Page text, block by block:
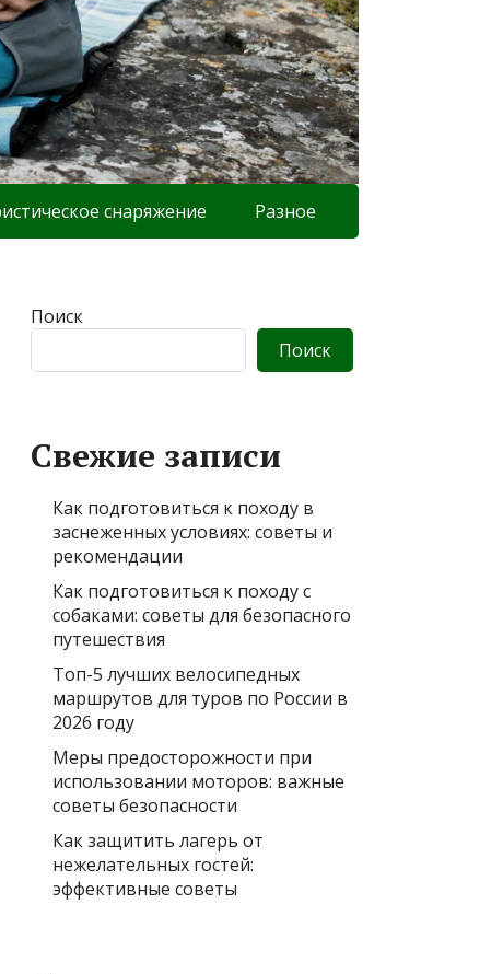
снаряжение Разное
Поиск
Поиск
Свежие записи
Как подготовиться к походу в
заснеженных условиях: советы и
рекомендации
Как подготовиться к походу с
собаками: советы для безопасного
путешествия
Топ-5 лучших велосипедных
маршрутов для туров по России в
2026 году
Меры предосторожности при
использовании моторов: важные
советы безопасности
Как защитить лагерь от
нежелательных гостей:
эффективные советы